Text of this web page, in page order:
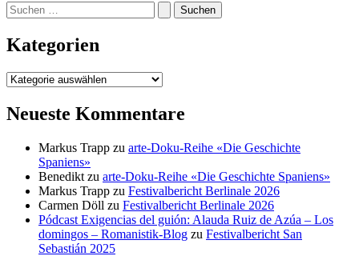
Suchen
nach:
Kategorien
Kategorien
Neueste Kommentare
Markus Trapp zu arte-Doku-Reihe «Die Geschichte
Spaniens»
Benedikt zu arte-Doku-Reihe «Die Geschichte Spaniens»
Markus Trapp zu Festivalbericht Berlinale 2026
Carmen Döll zu Festivalbericht Berlinale 2026
Pódcast Exigencias del guión: Alauda Ruiz de Azúa – Los
domingos – Romanistik-Blog zu Festivalbericht San
Sebastián 2025